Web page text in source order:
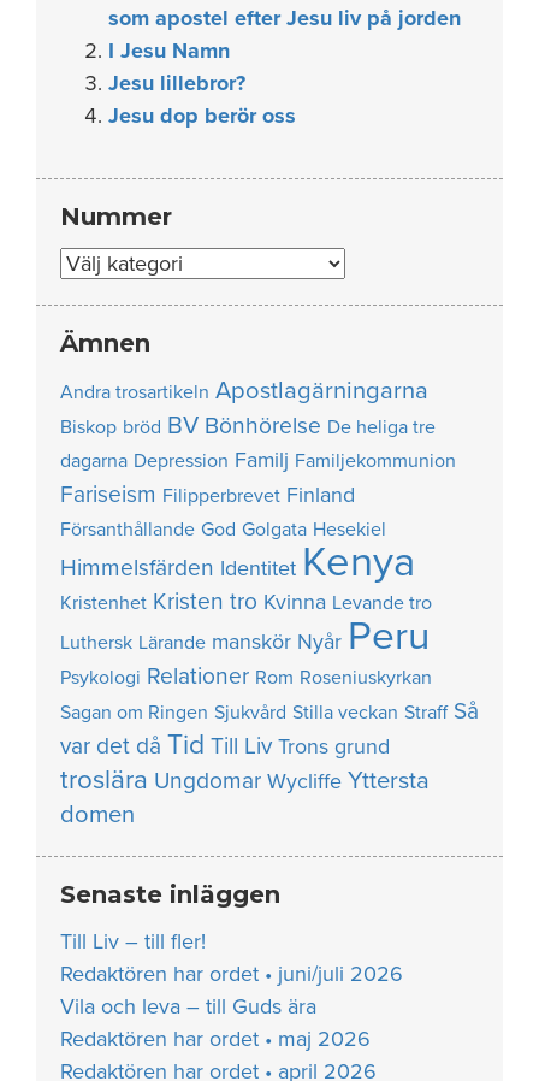
som apostel efter Jesu liv på jorden
I Jesu Namn
Jesu lillebror?
Jesu dop berör oss
Nummer
Nummer
Ämnen
Andra trosartikeln Apostlagärningarna
Biskop bröd BV Bönhörelse De heliga tre
dagarna Depression Familj Familjekommunion
Fariseism Filipperbrevet Finland
Försanthållande God Golgata Hesekiel
Himmelsfärden Identitet Kenya
Kristenhet Kristen tro Kvinna Levande tro
Luthersk Lärande manskör Nyår Peru
Psykologi Relationer Rom Roseniuskyrkan
Sagan om Ringen Sjukvård Stilla veckan Straff Så
var det då Tid Till Liv Trons grund
troslära Ungdomar Wycliffe Yttersta
domen
Senaste inläggen
Till Liv – till fler!
Redaktören har ordet • juni/juli 2026
Vila och leva – till Guds ära
Redaktören har ordet • maj 2026
Redaktören har ordet • april 2026